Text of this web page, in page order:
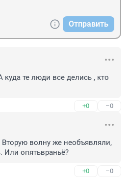
Отправить
куда те люди все делись , кто
+0 –0
волну же необъявляли,
Или опятьвраньё?
+0 –0